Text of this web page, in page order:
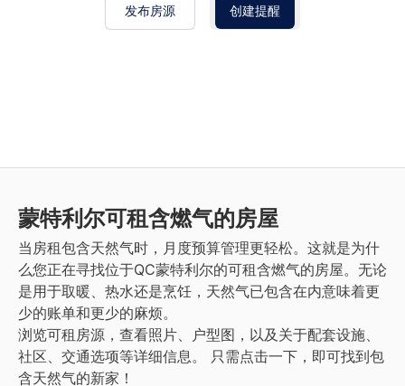
发布房源 创建提醒
蒙特利尔可租含燃气的房屋
当房租包含天然气时，月度预算管理更轻松。这就是为什
么您正在寻找位于QC蒙特利尔的可租含燃气的房屋。无论
是用于取暖、热水还是烹饪，天然气已包含在内意味着更
少的账单和更少的麻烦。
浏览可租房源，查看照片、户型图，以及关于配套设施、
社区、交通选项等详细信息。
只需点击一下，即可找到包
含天然气的新家！